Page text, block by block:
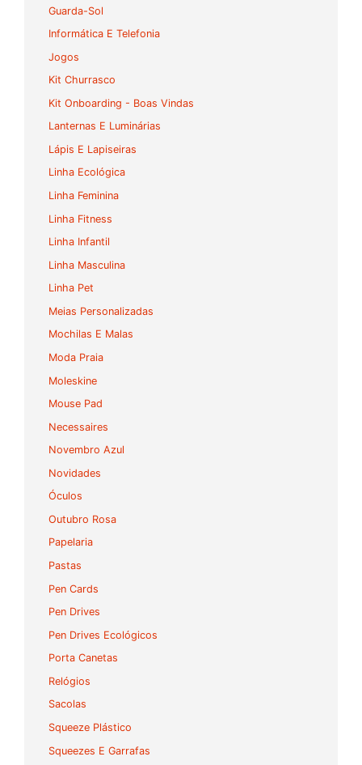
Guarda-Sol
Informática E Telefonia
Jogos
Kit Churrasco
Kit Onboarding - Boas Vindas
Lanternas E Luminárias
Lápis E Lapiseiras
Linha Ecológica
Linha Feminina
Linha Fitness
Linha Infantil
Linha Masculina
Linha Pet
Meias Personalizadas
Mochilas E Malas
Moda Praia
Moleskine
Mouse Pad
Necessaires
Novembro Azul
Novidades
Óculos
Outubro Rosa
Papelaria
Pastas
Pen Cards
Pen Drives
Pen Drives Ecológicos
Porta Canetas
Relógios
Sacolas
Squeeze Plástico
Squeezes E Garrafas